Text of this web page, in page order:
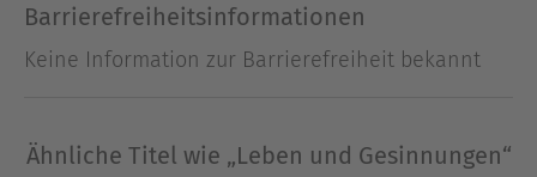
Barrierefreiheitsinformationen
Keine Information zur Barrierefreiheit bekannt
Ähnliche Titel wie „Leben und Gesinnungen“